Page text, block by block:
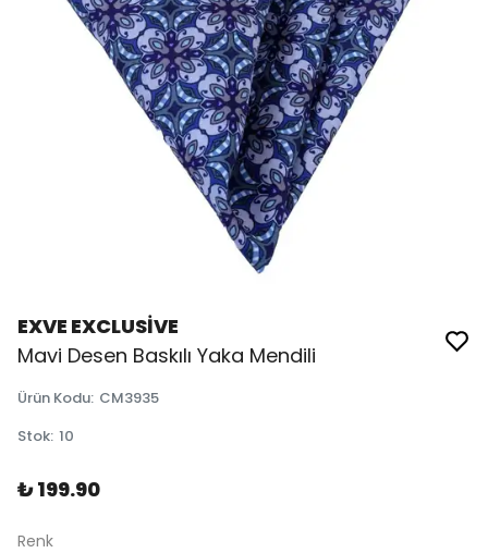
EXVE EXCLUSİVE
Mavi Desen Baskılı Yaka Mendili
Ürün Kodu: CM3935
Stok: 10
₺ 199.90
Renk